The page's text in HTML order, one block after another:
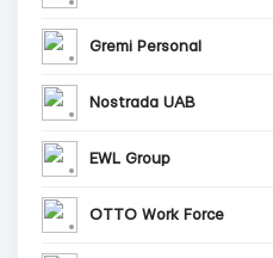
Gremi Personal
Nostrada UAB
EWL Group
OTTO Work Force